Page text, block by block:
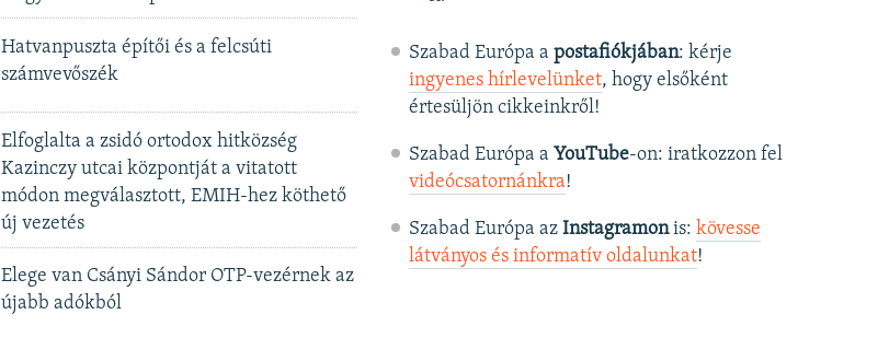
Hatvanpuszta építői és a felcsúti
számvevőszék
Elfoglalta a zsidó ortodox hitközség
Kazinczy utcai központját a vitatott
módon megválasztott, EMIH-hez köthető
új vezetés
Elege van Csányi Sándor OTP-vezérnek az
újabb adókból
Szabad Európa a postafiókjában: kérje
ingyenes hírlevelünket, hogy elsőként
értesüljön cikkeinkről!
Szabad Európa a YouTube-on: iratkozzon fel
videócsatornánkra!
Szabad Európa az Instagramonis: kövesse
látványos és informatív oldalunkat! ​